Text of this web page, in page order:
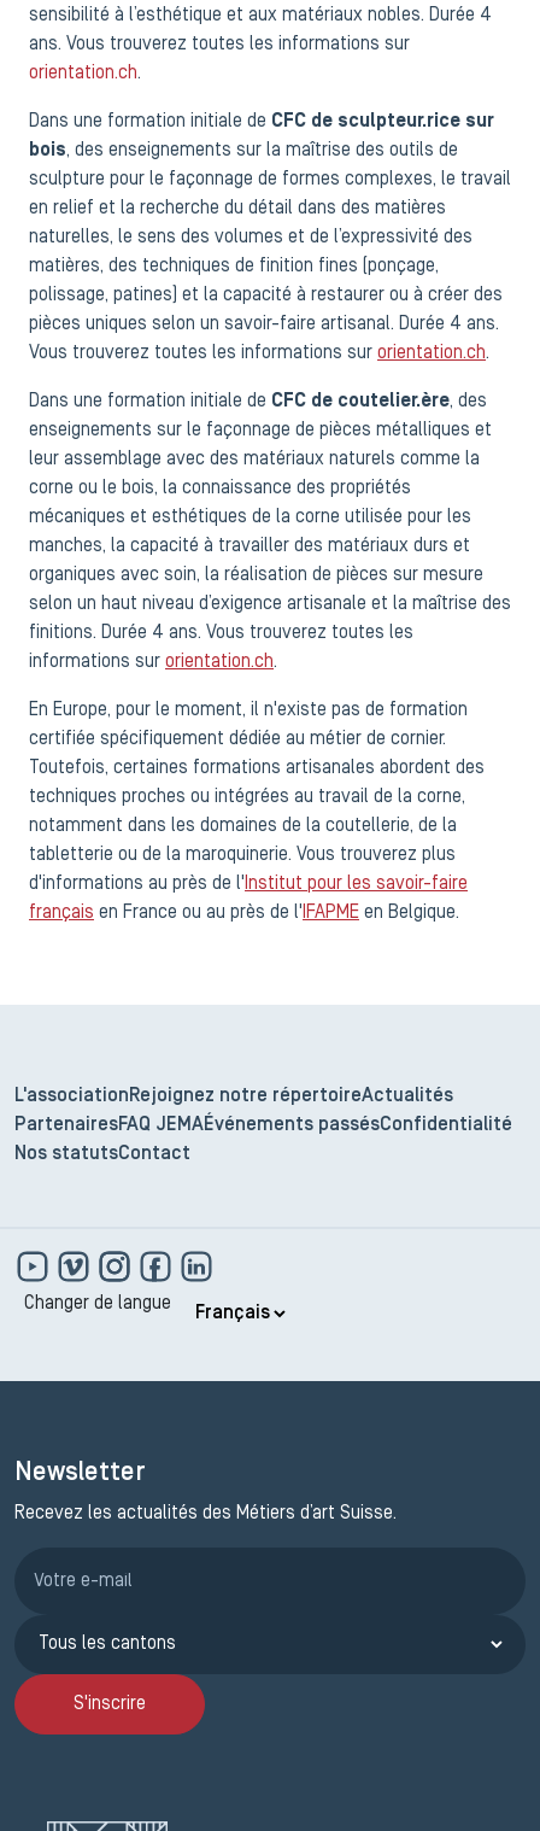
sensibilité à l’esthétique et aux matériaux nobles. Durée 4
ans. Vous trouverez toutes les informations sur
orientation.ch.
Dans une formation initiale de CFC de sculpteur.rice sur
bois, des enseignements sur la maîtrise des outils de
sculpture pour le façonnage de formes complexes, le travail
en relief et la recherche du détail dans des matières
naturelles, le sens des volumes et de l’expressivité des
matières, des techniques de finition fines (ponçage,
polissage, patines) et la capacité à restaurer ou à créer des
pièces uniques selon un savoir-faire artisanal. Durée 4 ans.
Vous trouverez toutes les informations sur orientation.ch.
Dans une formation initiale de CFC de coutelier.ère, des
enseignements sur le façonnage de pièces métalliques et
leur assemblage avec des matériaux naturels comme la
corne ou le bois, la connaissance des propriétés
mécaniques et esthétiques de la corne utilisée pour les
manches, la capacité à travailler des matériaux durs et
organiques avec soin, la réalisation de pièces sur mesure
selon un haut niveau d’exigence artisanale et la maîtrise des
finitions. Durée 4 ans. Vous trouverez toutes les
informations sur orientation.ch.
En Europe, pour le moment, il n'existe pas de formation
certifiée spécifiquement dédiée au métier de cornier.
Toutefois, certaines formations artisanales abordent des
techniques proches ou intégrées au travail de la corne,
notamment dans les domaines de la coutellerie, de la
tabletterie ou de la maroquinerie. Vous trouverez plus
d'informations au près de l' Institut pour les savoir-faire
français en France ou au près de l' IFAPME en Belgique.
L'association Rejoignez notre répertoireActualités
PartenairesFAQ JEMAÉvénements passésConfidentialité
Nos statutsContact
Changer de langue
Newsletter
Recevez les actualités des Métiers d’art Suisse.
S'inscrire